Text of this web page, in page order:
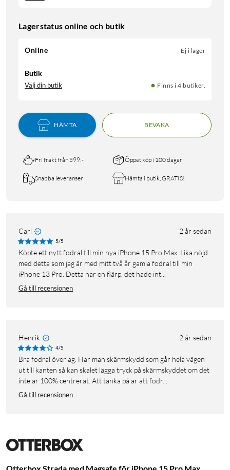
Lagerstatus online och butik
Online Ej i lager
Butik
Välj din butik Finns i 4 butiker.
HÄMTA BEVAKA
Fri frakt från 599:- Öppet köp i 100 dagar
Snabba leveranser Hämta i butik, GRATIS!
Carl 2 år sedan
5/5
Köpte ett nytt fodral till min nya iPhone 15 Pro Max. Lika nöjd
med detta som jag är med mitt två år gamla fodral till min
iPhone 13 Pro. Detta har en flärp, det hade int...
Gå till recensionen
Henrik 2 år sedan
4/5
Bra fodral överlag. Har man skärmskydd som går hela vägen
ut till kanten så kan skalet lägga tryck på skärmskyddet om det
inte är 100% centrerat. Att tänka på är att fodr...
Gå till recensionen